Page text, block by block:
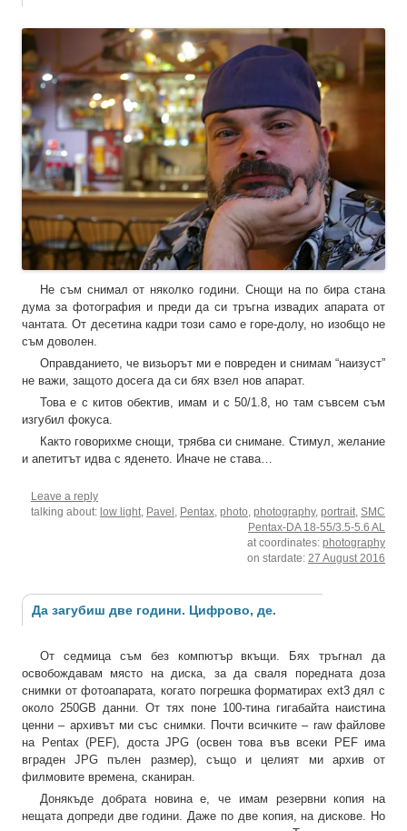
Не съм снимал от няколко години. Снощи на по бира стана
дума за фотография и преди да си тръгна извадих апарата от
чантата. От десетина кадри този само е горе-долу, но изобщо не
съм доволен.
Оправданието, че визьорът ми е повреден и снимам “наизуст”
не важи, защото досега да си бях взел нов апарат.
Това е с китов обектив, имам и с 50/1.8, но там съвсем съм
изгубил фокуса.
Както говорихме снощи, трябва си снимане. Стимул, желание
и апетитът идва с яденето. Иначе не става…
Leave a reply
talking about: low light Pavel Pentax photo photography, portrait SMC
Pentax-DA 18-55/3.5-5.6 AL
at coordinates: photography
on stardate: 27 August 2016
Да загубиш две години. Цифрово, де.
От седмица съм без компютър вкъщи. Бях тръгнал да
освобождавам място на диска, за да сваля поредната доза
снимки от фотоапарата, когато погрешка форматирах ext3 дял с
около 250GB данни. От тях поне 100-тина гигабайта наистина
ценни – архивът ми със снимки. Почти всичките – raw файлове
на Pentax (PEF), доста JPG (освен това във всеки PEF има
вграден JPG пълен размер), също и целият ми архив от
филмовите времена, сканиран.
Донякъде добрата новина е, че имам резервни копия на
нещата допреди две години. Даже по две копия, на дискове. Но